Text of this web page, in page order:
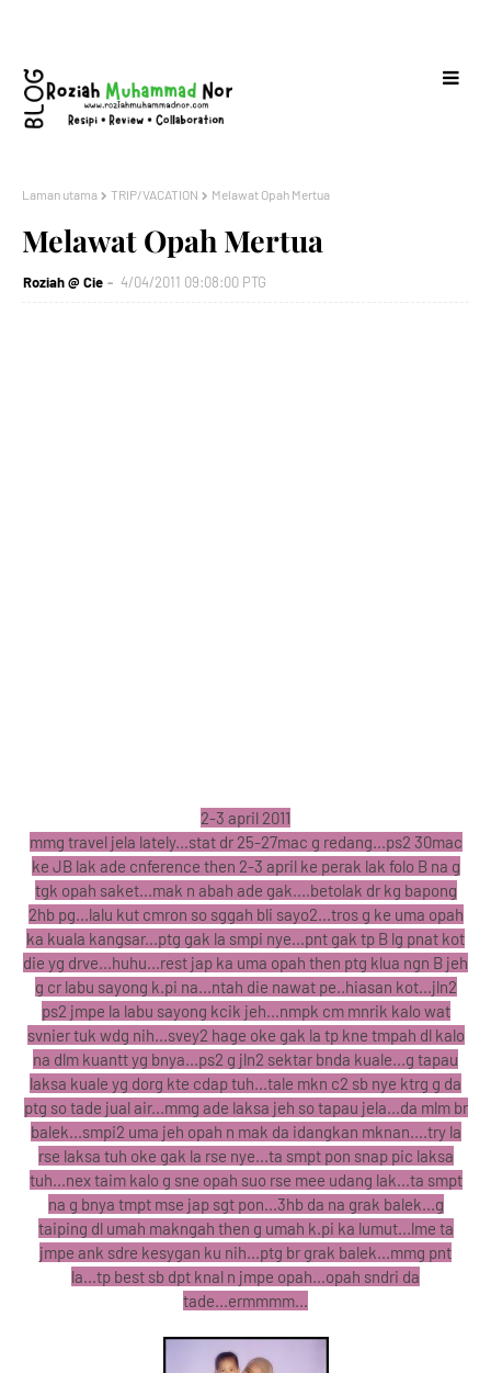
Laman utama TRIP/VACATION Melawat Opah Mertua
Melawat Opah Mertua
Roziah @ Cie 4/04/2011 09:08:00 PTG
2-3 april 2011
mmg travel jela lately...stat dr 25-27mac g redang...ps2 30mac
ke JB lak ade cnference then 2-3 april ke perak lak folo B na g
tgk opah saket...mak n abah ade gak....betolak dr kg bapong
2hb pg...lalu kut cmron so sggah bli sayo2...tros g ke uma opah
ka kuala kangsar...ptg gak la smpi nye...pnt gak tp B lg pnat kot
die yg drve...huhu...rest jap ka uma opah then ptg klua ngn B jeh
g cr labu sayong k.pi na...ntah die nawat pe..hiasan kot...jln2
ps2 jmpe la labu sayong kcik jeh...nmpk cm mnrik kalo wat
svnier tuk wdg nih...svey2 hage oke gak la tp kne tmpah dl kalo
na dlm kuantt yg bnya...ps2 g jln2 sektar bnda kuale...g tapau
laksa kuale yg dorg kte cdap tuh...tale mkn c2 sb nye ktrg g da
ptg so tade jual air...mmg ade laksa jeh so tapau jela...da mlm br
balek...smpi2 uma jeh opah n mak da idangkan mknan....try la
rse laksa tuh oke gak la rse nye...ta smpt pon snap pic laksa
tuh...nex taim kalo g sne opah suo rse mee udang lak...ta smpt
na g bnya tmpt mse jap sgt pon...3hb da na grak balek...g
taiping dl umah makngah then g umah k.pi ka lumut...lme ta
jmpe ank sdre kesygan ku nih...ptg br grak balek...mmg pnt
la...tp best sb dpt knal n jmpe opah...opah sndri da
tade...ermmmm...